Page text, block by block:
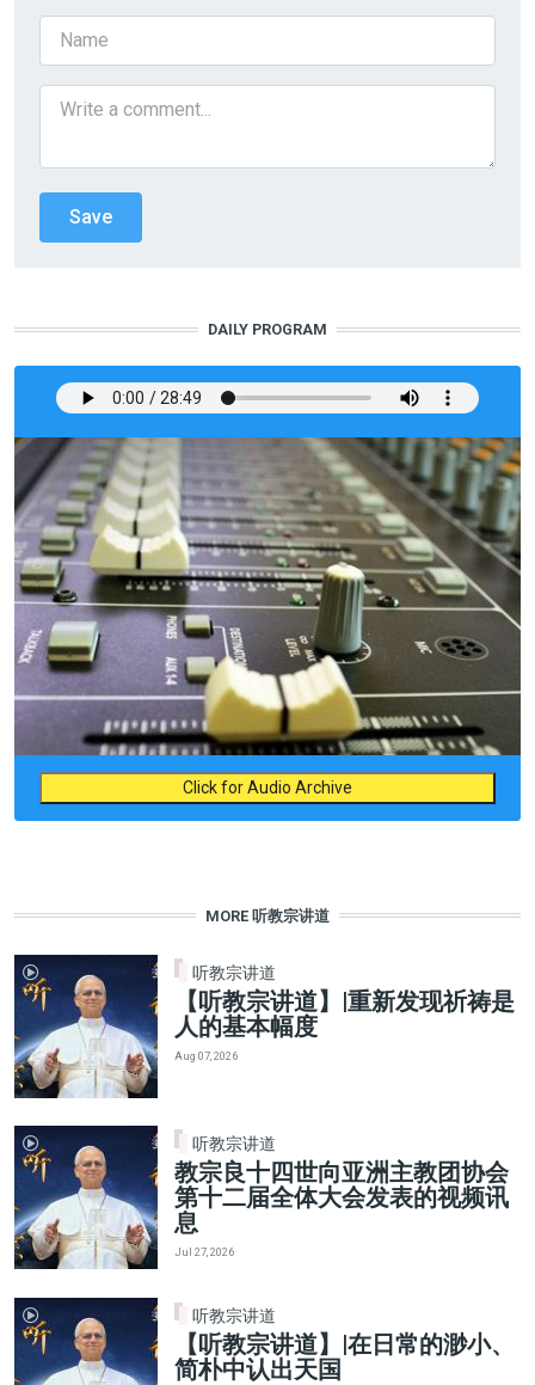
DAILY PROGRAM
Click for Audio Archive
MORE 听教宗讲道
听教宗讲道
【听教宗讲道】|重新发现祈祷是
人的基本幅度
Aug 07, 2026
听教宗讲道
教宗良十四世向亚洲主教团协会
第十二届全体大会发表的视频讯
息
Jul 27, 2026
听教宗讲道
【听教宗讲道】|在日常的渺小、
简朴中认出天国